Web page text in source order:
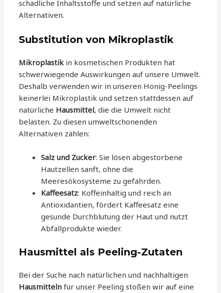
schädliche Inhaltsstoffe und setzen auf natürliche
Alternativen.
Substitution von Mikroplastik
Mikroplastik in kosmetischen Produkten hat
schwerwiegende Auswirkungen auf unsere Umwelt.
Deshalb verwenden wir in unseren Honig-Peelings
keinerlei Mikroplastik und setzen stattdessen auf
natürliche Hausmittel, die die Umwelt nicht
belasten. Zu diesen umweltschonenden
Alternativen zählen:
Salz und Zucker: Sie lösen abgestorbene
Hautzellen sanft, ohne die
Meeresökosysteme zu gefährden.
Kaffeesatz: Koffeinhaltig und reich an
Antioxidantien, fördert Kaffeesatz eine
gesunde Durchblutung der Haut und nutzt
Abfallprodukte wieder.
Hausmittel als Peeling-Zutaten
Bei der Suche nach natürlichen und nachhaltigen
Hausmitteln für unser Peeling stoßen wir auf eine